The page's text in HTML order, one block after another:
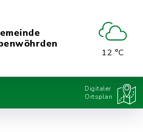
12 °C
Digitaler
Ortsplan